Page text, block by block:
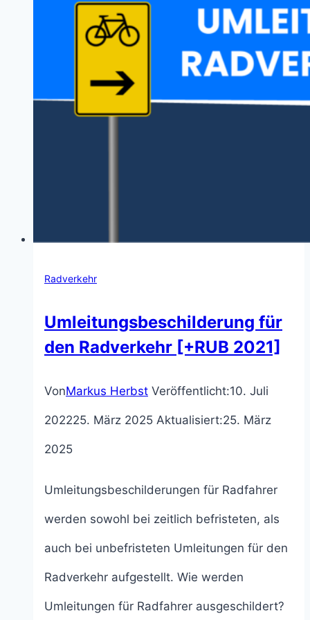
Radverkehr
Umleitungsbeschilderung für
den Radverkehr [+RUB 2021]
VonMarkus Herbst Veröffentlicht:10. Juli
202225. März 2025 Aktualisiert:25. März
2025
Umleitungsbeschilderungen für Radfahrer
werden sowohl bei zeitlich befristeten, als
auch bei unbefristeten Umleitungen für den
Radverkehr aufgestellt. Wie werden
Umleitungen für Radfahrer ausgeschildert?